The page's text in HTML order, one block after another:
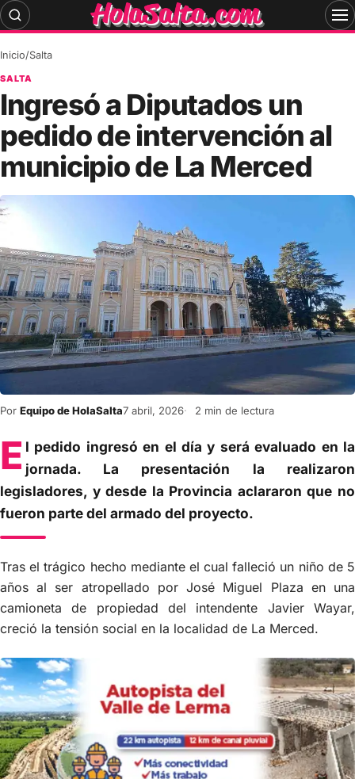
Skip
to
Inicio/Salta
SALTA
Ingresó a Diputados un
pedido de intervención al
municipio de La Merced
Por Equipo de HolaSalta7 abril, 2026 2 min de lectura
E l pedido ingresó en el día y será evaluado en la
jornada. La presentación la realizaron
legisladores, y desde la Provincia aclararon que no
fueron parte del armado del proyecto.
Tras el trágico hecho mediante el cual falleció un niño de 5
años al ser atropellado por José Miguel Plaza en una
camioneta de propiedad del intendente Javier Wayar,
creció la tensión social en la localidad de La Merced.